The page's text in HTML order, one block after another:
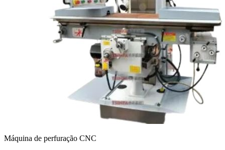
Máquina de perfuração CNC